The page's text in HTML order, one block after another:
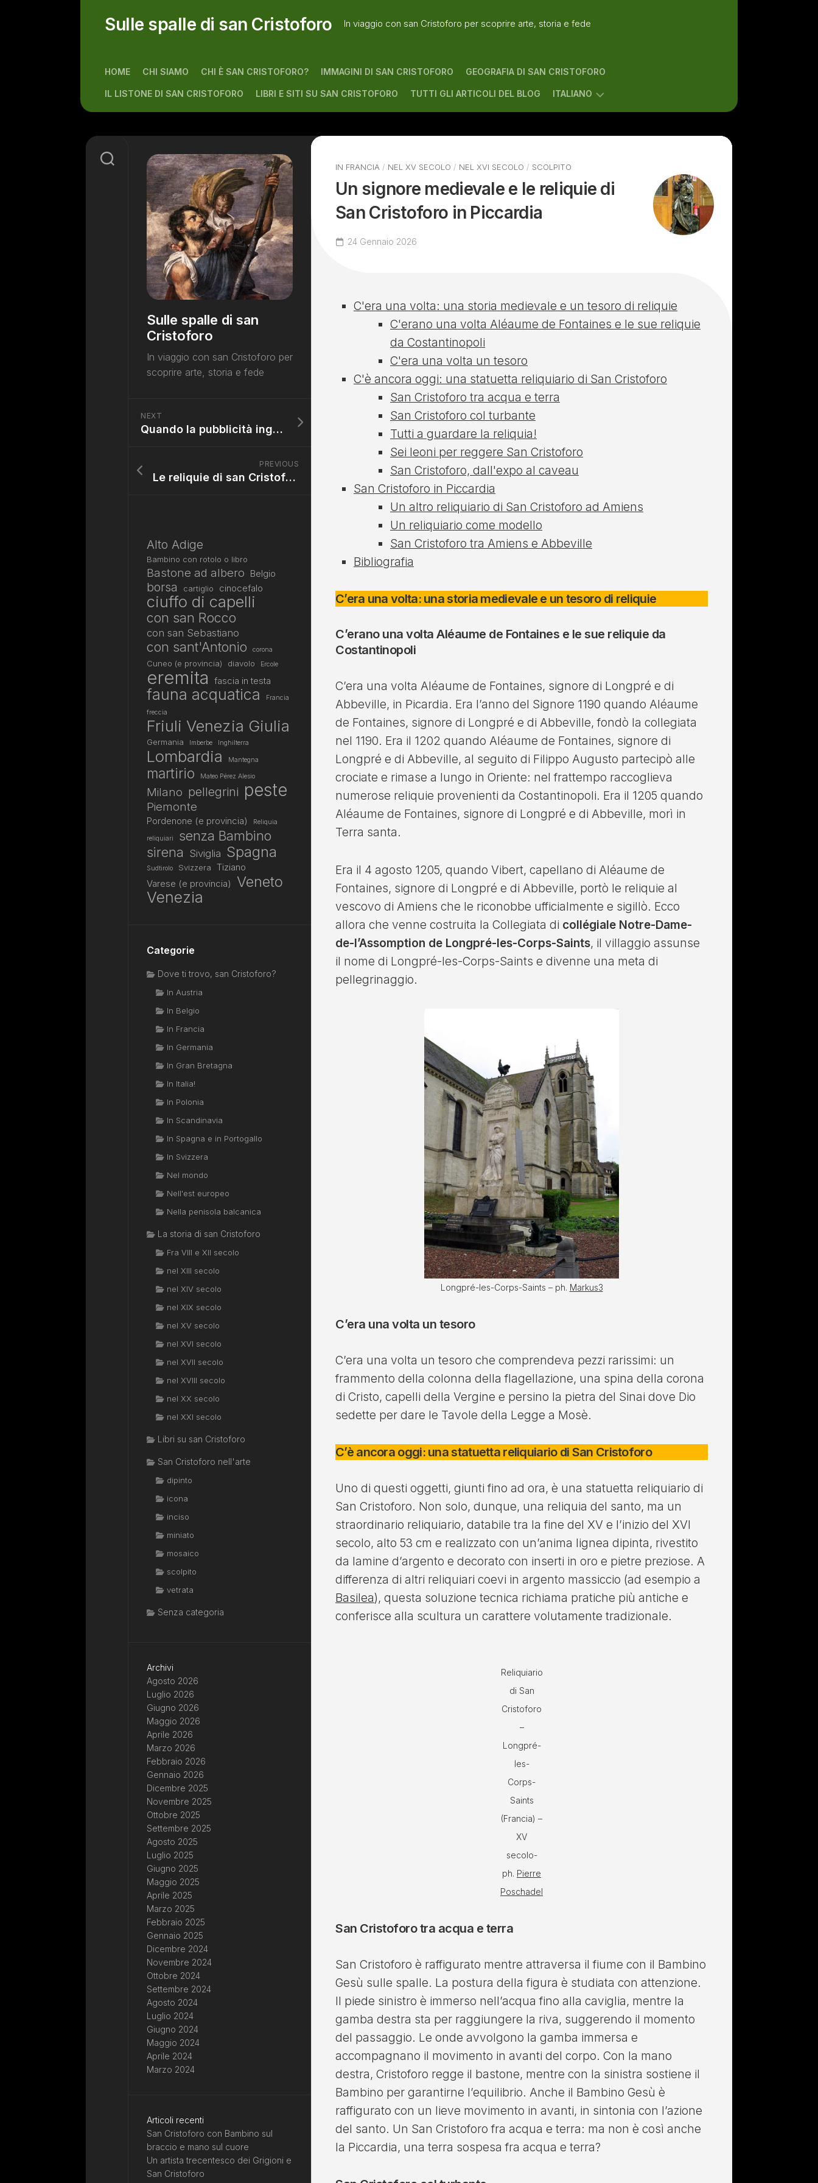
Sulle spalle di san Cristoforo In viaggio con san Cristoforo per scoprire arte, storia e fede
HOME CHI SIAMO CHI È SAN CRISTOFORO? IMMAGINI DI SAN CRISTOFORO GEOGRAFIA DI SAN CRISTOFORO
IL LISTONE DI SAN CRISTOFORO LIBRI E SITI SU SAN CRISTOFORO TUTTI GLI ARTICOLI DEL BLOG ITALIANO
IN FRANCIA / NEL XV SECOLO / NEL XVI SECOLO / SCOLPITO
Un signore medievale e le reliquie di
San Cristoforo in Piccardia
24 Gennaio 2026
C'era una volta: una storia medievale e un tesoro di reliquie
C'erano una volta Aléaume de Fontaines e le sue reliquie
da Costantinopoli
C'era una volta un tesoro
C'è ancora oggi: una statuetta reliquiario di San Cristoforo
San Cristoforo tra acqua e terra
San Cristoforo col turbante
Tutti a guardare la reliquia!
Sei leoni per reggere San Cristoforo
San Cristoforo, dall'expo al caveau
San Cristoforo in Piccardia
Un altro reliquiario di San Cristoforo ad Amiens
Un reliquiario come modello
San Cristoforo tra Amiens e Abbeville
Bibliografia
C’era una volta: una storia medievale e un tesoro di reliquie
C’erano una volta Aléaume de Fontaines e le sue reliquie da
Costantinopoli
C’era una volta Aléaume de Fontaines, signore di Longpré e di
Abbeville, in Picardia. Era l’anno del Signore 1190 quando Aléaume
de Fontaines, signore di Longpré e di Abbeville, fondò la collegiata
nel 1190. Era il 1202 quando Aléaume de Fontaines, signore di
Longpré e di Abbeville, al seguito di Filippo Augusto partecipò alle
crociate e rimase a lungo in Oriente: nel frattempo raccoglieva
numerose reliquie provenienti da Costantinopoli. Era il 1205 quando
Aléaume de Fontaines, signore di Longpré e di Abbeville, morì in
Terra santa.
Era il 4 agosto 1205, quando Vibert, capellano di Aléaume de
Fontaines, signore di Longpré e di Abbeville, portò le reliquie al
vescovo di Amiens che le riconobbe ufficialmente e sigillò. Ecco
allora che venne costruita la Collegiata di collégiale Notre-Dame-
de-l’Assomption de Longpré-les-Corps-Saints, il villaggio assunse
il nome di Longpré-les-Corps-Saints e divenne una meta di
pellegrinaggio.
Longpré-les-Corps-Saints – ph. Markus3
C’era una volta un tesoro
C’era una volta un tesoro che comprendeva pezzi rarissimi: un
frammento della colonna della flagellazione, una spina della corona
di Cristo, capelli della Vergine e persino la pietra del Sinai dove Dio
sedette per dare le Tavole della Legge a Mosè.
C’è ancora oggi: una statuetta reliquiario di San Cristoforo
Uno di questi oggetti, giunti fino ad ora, è una statuetta reliquiario di
San Cristoforo. Non solo, dunque, una reliquia del santo, ma un
straordinario reliquiario, databile tra la fine del XV e l’inizio del XVI
secolo, alto 53 cm e realizzato con un’anima lignea dipinta, rivestito
da lamine d’argento e decorato con inserti in oro e pietre preziose. A
differenza di altri reliquiari coevi in argento massiccio (ad esempio a
Basilea), questa soluzione tecnica richiama pratiche più antiche e
conferisce alla scultura un carattere volutamente tradizionale.
Reliquiario
di San
Cristoforo
–
Longpré-
les-
Corps-
Saints
(Francia) –
XV
secolo-
ph. Pierre
Poschadel
San Cristoforo tra acqua e terra
San Cristoforo è raffigurato mentre attraversa il fiume con il Bambino
Gesù sulle spalle. La postura della figura è studiata con attenzione.
Il piede sinistro è immerso nell’acqua fino alla caviglia, mentre la
gamba destra sta per raggiungere la riva, suggerendo il momento
del passaggio. Le onde avvolgono la gamba immersa e
accompagnano il movimento in avanti del corpo. Con la mano
destra, Cristoforo regge il bastone, mentre con la sinistra sostiene il
Bambino per garantirne l’equilibrio. Anche il Bambino Gesù è
raffigurato con un lieve movimento in avanti, in sintonia con l’azione
del santo. Un San Cristoforo fra acqua e terra: ma non è così anche
la Piccardia, una terra sospesa fra acqua e terra?
Sulle spalle di san
Cristoforo
In viaggio con san Cristoforo per
scoprire arte, storia e fede
NEXT
Quando la pubblicità inganna: san Cristoforo a Tongeren (Belgio)
PREVIOUS
Le reliquie di san Cristoforo vere (?) e falsissime
Alto Adige
Bambino con rotolo o libro
Bastone ad albero Belgio
borsa cartiglio cinocefalo
ciuffo di capelli
con san Rocco
con san Sebastiano
con sant'Antonio corona
Cuneo (e provincia) diavolo Ercole
eremita fascia in testa
fauna acquatica
Francia
freccia
Friuli Venezia Giulia
Germania Imberbe Inghilterra
Lombardia Mantegna
martirio Mateo Pérez Alesio
Milano pellegrini peste
Piemonte
Pordenone (e provincia) Reliquia
reliquiari
senza Bambino
sirena Siviglia Spagna
Sudtirolo Svizzera
Tiziano
Varese (e provincia)
Veneto
Venezia
Categorie
Dove ti trovo, san Cristoforo?
In Austria
In Belgio
In Francia
In Germania
In Gran Bretagna
In Italia!
In Polonia
In Scandinavia
In Spagna e in Portogallo
In Svizzera
Nel mondo
Nell'est europeo
Nella penisola balcanica
La storia di san Cristoforo
Fra VIII e XII secolo
nel XIII secolo
nel XIV secolo
nel XIX secolo
nel XV secolo
nel XVI secolo
nel XVII secolo
nel XVIII secolo
nel XX secolo
nel XXI secolo
Libri su san Cristoforo
San Cristoforo nell'arte
dipinto
icona
inciso
miniato
mosaico
scolpito
vetrata
Senza categoria
Archivi
Agosto 2026
Luglio 2026
Giugno 2026
Maggio 2026
Aprile 2026
Marzo 2026
Febbraio 2026
Gennaio 2026
Dicembre 2025
Novembre 2025
Ottobre 2025
Settembre 2025
Agosto 2025
Luglio 2025
Giugno 2025
Maggio 2025
Aprile 2025
Marzo 2025
Febbraio 2025
Gennaio 2025
Dicembre 2024
Novembre 2024
Ottobre 2024
Settembre 2024
Agosto 2024
Luglio 2024
Giugno 2024
Maggio 2024
Aprile 2024
Marzo 2024
Articoli recenti
San Cristoforo con Bambino sul
braccio e mano sul cuore
Un artista trecentesco dei Grigioni e
San Cristoforo